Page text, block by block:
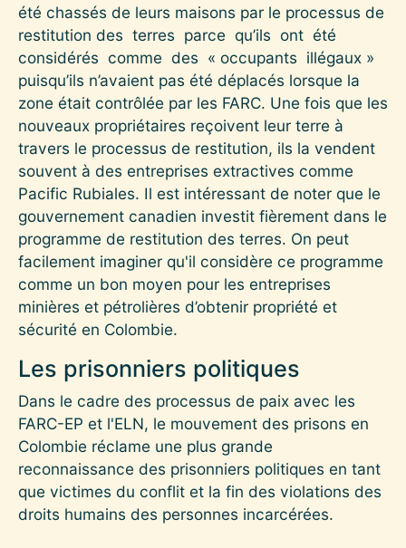
été chassés de leurs maisons par le processus de
restitution des terres parce qu’ils ont été
considérés comme des « occupants illégaux »
puisqu’ils n’avaient pas été déplacés lorsque la
zone était contrôlée par les FARC. Une fois que les
nouveaux propriétaires reçoivent leur terre à
travers le processus de restitution, ils la vendent
souvent à des entreprises extractives comme
Pacific Rubiales. Il est intéressant de noter que le
gouvernement canadien investit fièrement dans le
programme de restitution des terres. On peut
facilement imaginer qu'il considère ce programme
comme un bon moyen pour les entreprises
minières et pétrolières d’obtenir propriété et
sécurité en Colombie.
Les prisonniers politiques
Dans le cadre des processus de paix avec les
FARC-EP et l'ELN, le mouvement des prisons en
Colombie réclame une plus grande
reconnaissance des prisonniers politiques en tant
que victimes du conflit et la fin des violations des
droits humains des personnes incarcérées.